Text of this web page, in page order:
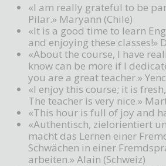
«I am really grateful to be
Pilar.» Maryann (Chile)
«It is a good time to learn
and enjoying these classes!»
«About the course, I have
know can be more if I
you are a great teacher.»
«I enjoy this course; it is
The teacher is very nice.»
«This hour is full of joy and
«Authentisch, zielorientiert
macht das Lernen einer
Schwächen in einer
arbeiten.» Alain (Schweiz)